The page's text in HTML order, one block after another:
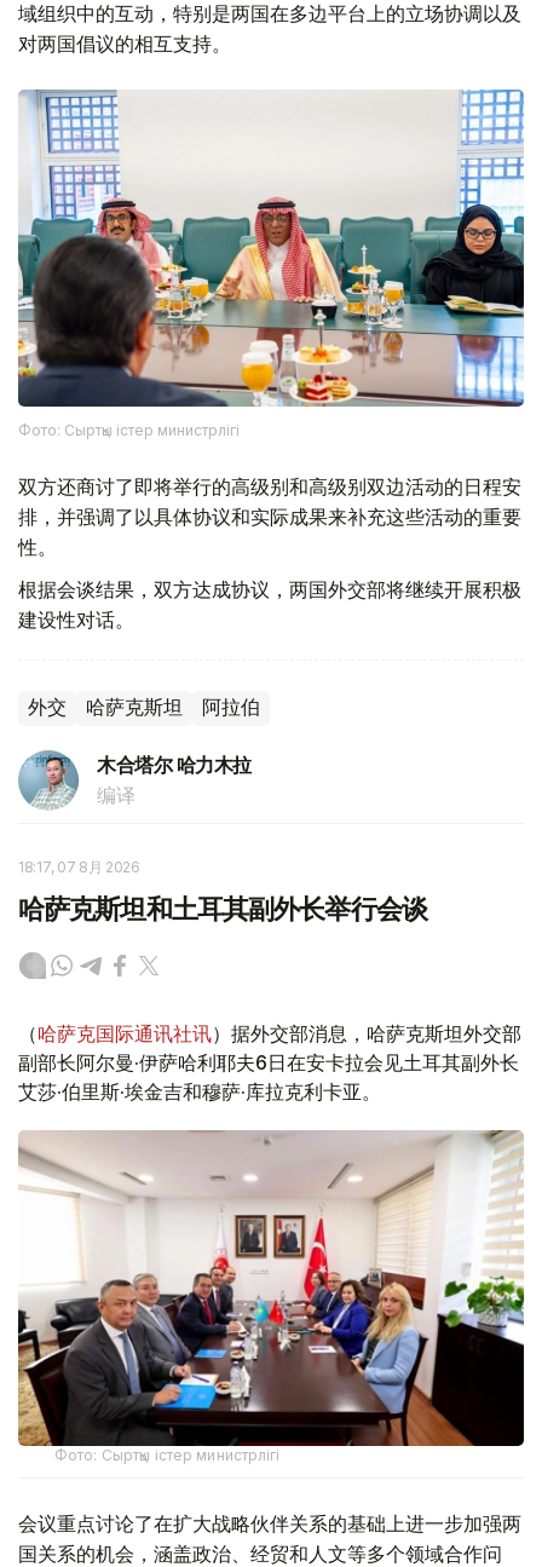
域组织中的互动，特别是两国在多边平台上的立场协调以及
对两国倡议的相互支持。
Фото: Сыртқы істер министрлігі
双方还商讨了即将举行的高级别和高级别双边活动的日程安
排，并强调了以具体协议和实际成果来补充这些活动的重要
性。
根据会谈结果，双方达成协议，两国外交部将继续开展积极
建设性对话。
外交 哈萨克斯坦 阿拉伯
木合塔尔 哈力木拉
编译
18:17, 07 8月 2026
哈萨克斯坦和土耳其副外长举行会谈
（哈萨克国际通讯社讯）据外交部消息，哈萨克斯坦外交部
副部长阿尔曼·伊萨哈利耶夫6日在安卡拉会见土耳其副外长
艾莎·伯里斯·埃金吉和穆萨·库拉克利卡亚。
Фото: Сыртқы істер министрлігі
会议重点讨论了在扩大战略伙伴关系的基础上进一步加强两
国关系的机会，涵盖政治、经贸和人文等多个领域合作问